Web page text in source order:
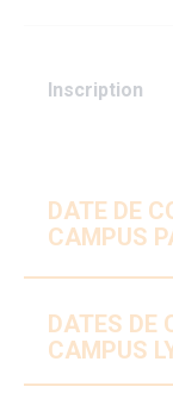
Inscription
DATE DE
CAMPUS
DATES DE
CAMPUS